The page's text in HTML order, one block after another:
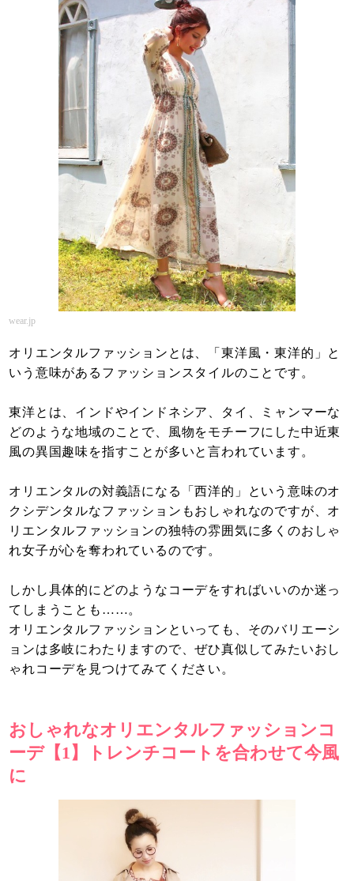
wear.jp
オリエンタルファッションとは、「東洋風・東洋的」と
いう意味があるファッションスタイルのことです。
東洋とは、インドやインドネシア、タイ、ミャンマーな
どのような地域のことで、風物をモチーフにした中近東
風の異国趣味を指すことが多いと言われています。
オリエンタルの対義語になる「西洋的」という意味のオ
クシデンタルなファッションもおしゃれなのですが、オ
リエンタルファッションの独特の雰囲気に多くのおしゃ
れ女子が心を奪われているのです。
しかし具体的にどのようなコーデをすればいいのか迷っ
てしまうことも……。
オリエンタルファッションといっても、そのバリエーシ
ョンは多岐にわたりますので、ぜひ真似してみたいおし
ゃれコーデを見つけてみてください。
おしゃれなオリエンタルファッションコ
ーデ【1】トレンチコートを合わせて今風
に